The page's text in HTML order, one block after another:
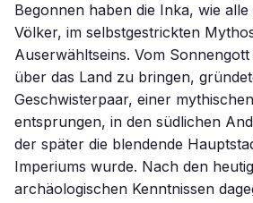
Begonnen haben die Inka, wie
Völker, im selbstgestrickten
Auserwähltseins. Vom
über das Land zu bringen,
Geschwisterpaar, einer
entsprungen, in den südlichen
der später die blendende
Imperiums wurde. Nach den
archäologischen Kenntnissen